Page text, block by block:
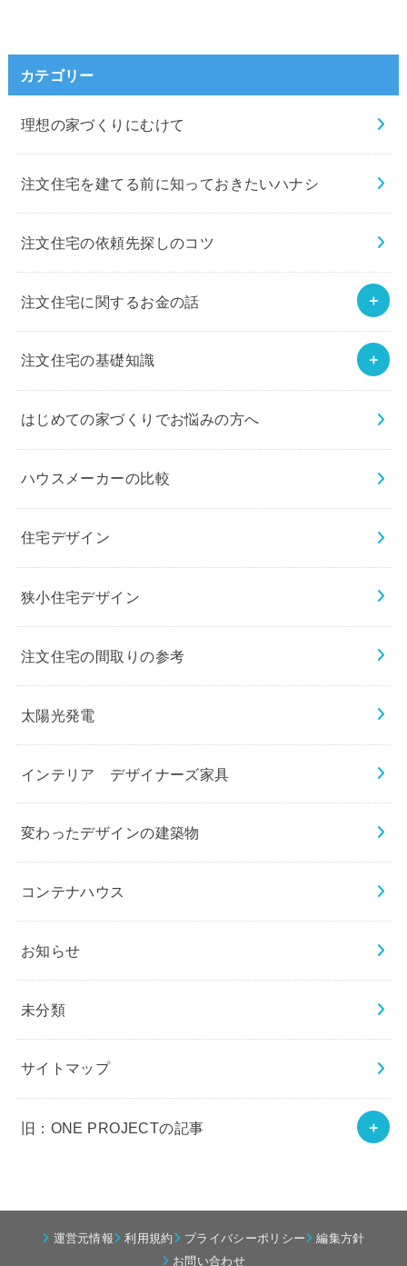
カテゴリー
理想の家づくりにむけて
注文住宅を建てる前に知っておきたいハナシ
注文住宅の依頼先探しのコツ
注文住宅に関するお金の話
注文住宅の基礎知識
はじめての家づくりでお悩みの方へ
ハウスメーカーの比較
住宅デザイン
狭小住宅デザイン
注文住宅の間取りの参考
太陽光発電
インテリア デザイナーズ家具
変わったデザインの建築物
コンテナハウス
お知らせ
未分類
サイトマップ
旧：ONE PROJECTの記事
運営元情報 利用規約 プライバシーポリシー
編集方針
お問い合わせ